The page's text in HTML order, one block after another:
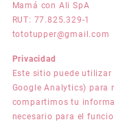
Mamá con Ali SpA
RUT: 77.825.329-1
tototupper@gmail.com
Privacidad
Este sitio puede
Google Analytics) para
compartimos tu
necesario para el